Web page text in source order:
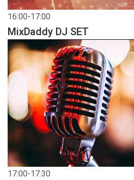
16:00-17:00
MixDaddy DJ SET
17:00-17:30